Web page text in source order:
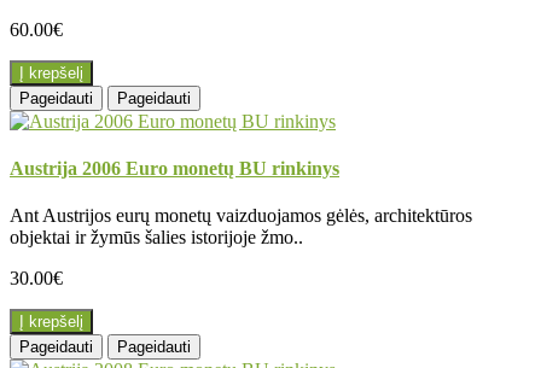
60.00€
Į krepšelį
Pageidauti
Pageidauti
Austrija 2006 Euro monetų BU rinkinys
Ant Austrijos eurų monetų vaizduojamos gėlės, architektūros
objektai ir žymūs šalies istorijoje žmo..
30.00€
Į krepšelį
Pageidauti
Pageidauti